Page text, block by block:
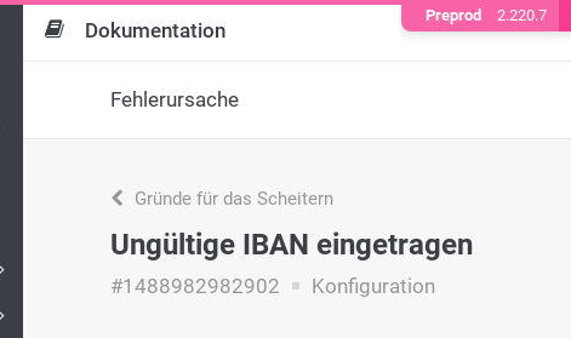
Dokumentation
Fehlerursache
Gründe für das Scheitern
Ungültige IBAN eingetragen
#1488982982902 Konfiguration
Preprod 2.220.7